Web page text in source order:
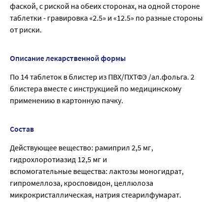
фаской, с риской на обеих сторонах, на одной стороне
таблетки - гравировка «2.5» и «12.5» по разные стороны
от риски.
Описание лекарственной формы
По 14 таблеток в блистер из ПВХ/ПХТФЭ /ал.фольга. 2
блистера вместе с инструкцией по медицинскому
применению в картонную пачку.
Состав
Действующее вещество: рамиприл 2,5 мг,
гидрохлоротиазид 12,5 мг и
вспомогательные вещества: лактозы моногидрат,
гипромеллоза, кросповидон, целлюлоза
микрокристаллическая, натрия стеарилфумарат.